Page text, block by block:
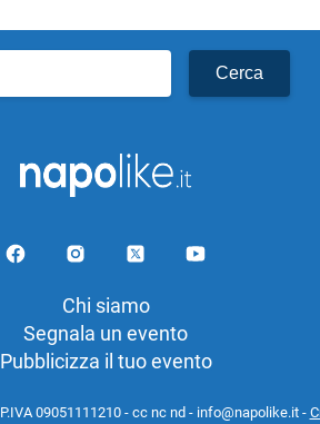
Chi siamo
Segnala un evento
Pubblicizza il tuo evento
09051111210 - cc nc nd - info@napolike.it -